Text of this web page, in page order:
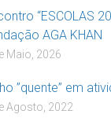
“ESCOLAS
AGA KHAN
Maio, 2026
”quente” em
Agosto, 2022